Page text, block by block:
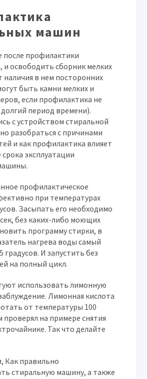
машин
после профилактики
и освободить сборник мелких
наличия в нем посторонних
быть камни мелких и
если профилактика не
период времени).
с устройством стиральной
разобраться с причинами
и как профилактика влияет
эксплуатации
профилактическое
при температурах
Засыпать его необходимо
без каких-либо моющих
программу стирки, в
нагрева воды самый
градусов. И запустить без
на полный цикл.
использовать лимонную
Лимонная кислота
от температуры 100
проверял на примере снятия
Так что делайте
Как правильно
стиральную машину, а также